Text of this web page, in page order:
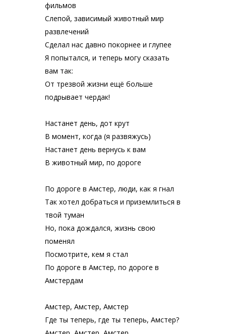
фильмов
Слепой, зависимый животный мир
развлечений
Сделал нас давно покорнее и глупее
Я попытался, и теперь могу сказать
вам так:
От трезвой жизни ещё больше
подрывает чердак!
Настанет день, дот крут
В момент, когда (я развяжусь)
Настанет день вернусь к вам
В животный мир, по дороге
По дороге в Амстер, люди, как я гнал
Так хотел добраться и приземлиться в
твой туман
Но, пока дождался, жизнь свою
поменял
Посмотрите, кем я стал
По дороге в Амстер, по дороге в
Амстердам
Амстер, Амстер, Амстер
Где ты теперь, где ты теперь, Амстер?